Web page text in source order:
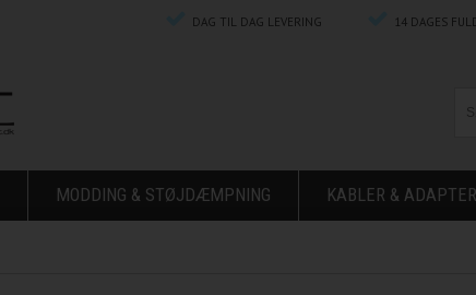
DAG TIL DAG LEVERING 14 DAGES
MODDING & STØJDÆMPNING KABLER &